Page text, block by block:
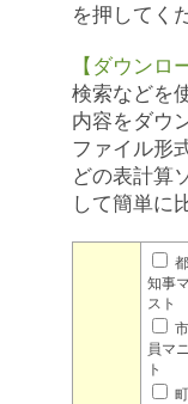
を押してく
【ダウンロ
検索などを
内容をダウ
ファイル形
どの表計算
して簡単に
知事
スト
員マ
ト